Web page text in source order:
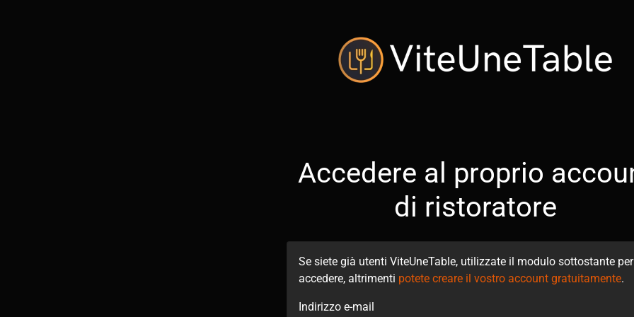
Accedere al proprio
di ristoratore
Se siete già utenti ViteUneTable, utilizzate il modulo sottostante per
accedere, altrimenti potete creare il vostro account gratuitamente.
Indirizzo e-mail